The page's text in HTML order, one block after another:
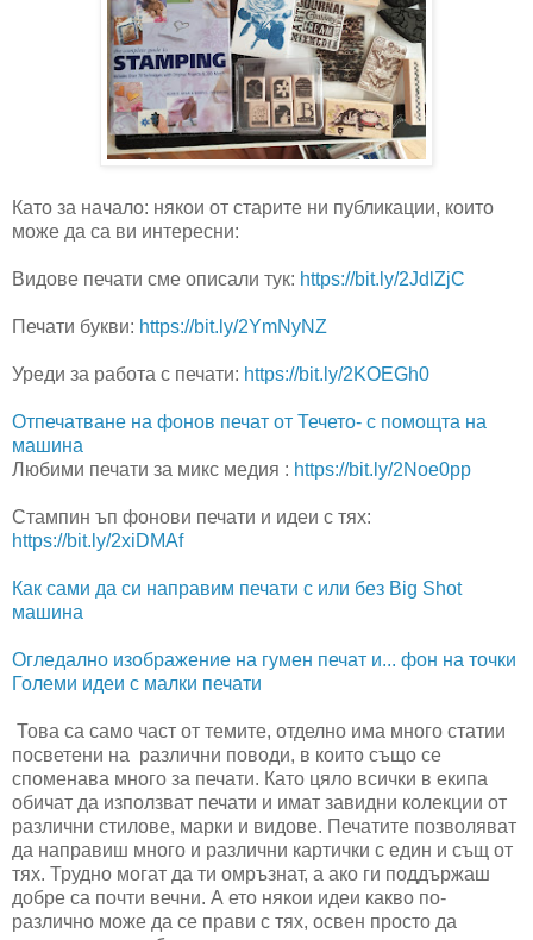
Като за начало: някои от старите ни публикации, които
може да са ви интересни:
Видове печати сме описали тук: https://bit.ly/2JdlZjC
Печати букви: https://bit.ly/2YmNyNZ
Уреди за работа с печати: https://bit.ly/2KOEGh0
Отпечатване на фонов печат от Течето- с помощта на
машина
Любими печати за микс медия : https://bit.ly/2Noe0pp
Стампин ъп фонови печати и идеи с тях:
https://bit.ly/2xiDMAf
Как сами да си направим печати с или без Big Shot
машина
Огледално изображение на гумен печат и... фон на точки
Големи идеи с малки печати
Това са само част от темите, отделно има много статии
посветени на различни поводи, в които също се
споменава много за печати. Като цяло всички в екипа
обичат да използват печати и имат завидни колекции от
различни стилове, марки и видове. Печатите позволяват
да направиш много и различни картички с един и същ от
тях. Трудно могат да ти омръзнат, а ако ги поддържаш
добре са почти вечни. А ето някои идеи какво по-
различно може да се прави с тях, освен просто да